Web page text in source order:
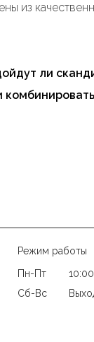
из
для
ли
дизайну они
формы
экономичны,
Режим работы
Пн-Пт
Сб-Вс